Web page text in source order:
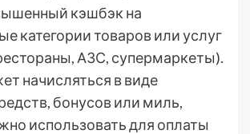
кэшбэк на
категории товаров или услуг
АЗС, супермаркеты).
начисляться в виде
бонусов или миль,
использовать для оплаты